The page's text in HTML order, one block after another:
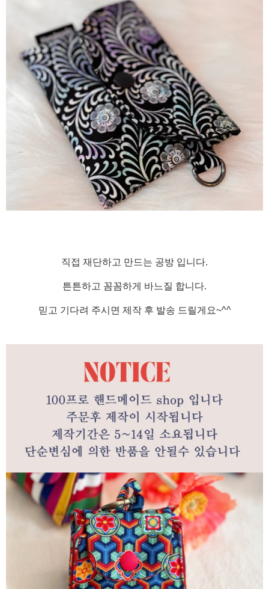
직접 재단하고 만드는 공방 입니다.
튼튼하고 꼼꼼하게 바느질 합니다.
믿고 기다려 주시면 제작 후 발송 드릴게요~^^